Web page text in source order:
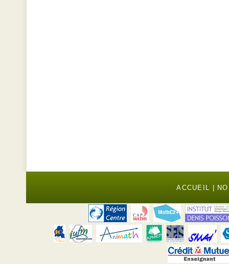
ACCUEIL